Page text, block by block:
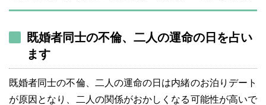
既婚者同士の不倫、二人の運命の日を占い
ます
既婚者同士の不倫、二人の運命の日は内緒のお泊りデート
が原因となり、二人の関係がおかしくなる可能性が高いで